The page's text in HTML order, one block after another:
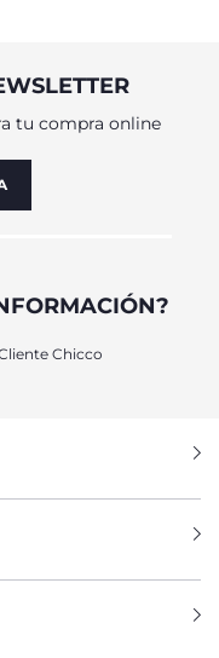
tu compra online
Chicco